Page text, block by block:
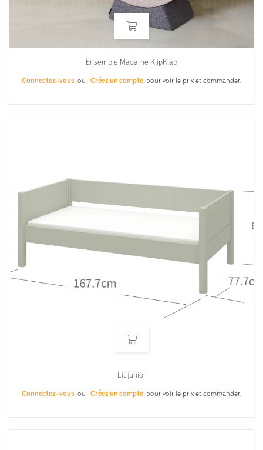
Ensemble Madame KlipKlap
Connectez-vous ou Créez un compte pour voir le prix et commander.
Lit junior
Connectez-vous ou Créez un compte pour voir le prix et commander.